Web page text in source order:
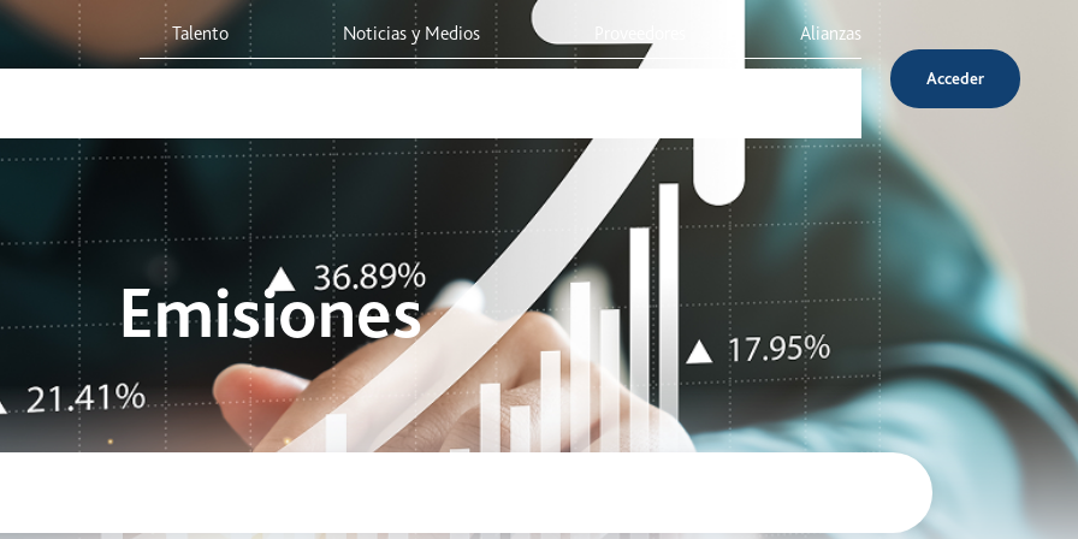
Talento Noticias y Medios Alianzas
Acceder
Emisiones